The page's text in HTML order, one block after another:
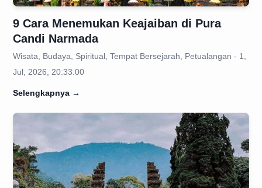
9 Cara Menemukan Keajaiban di Pura
Candi Narmada
Wisata, Budaya, Spiritual, Tempat Bersejarah, Petualangan - 1,
Jul, 2026, 20:33:00
Selengkapnya →